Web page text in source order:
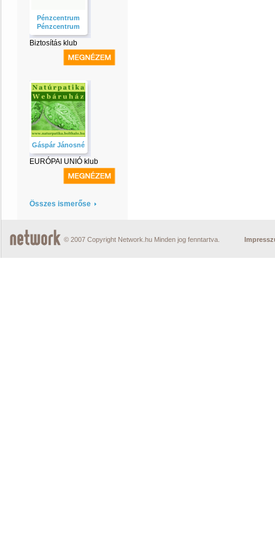
Pénzcentrum
Pénzcentrum
Biztosítás klub
Gáspár Jánosné
EURÓPAI UNIÓ klub
Összes ismerőse
© 2007 Copyright Network.hu Minden jog fenntartva.